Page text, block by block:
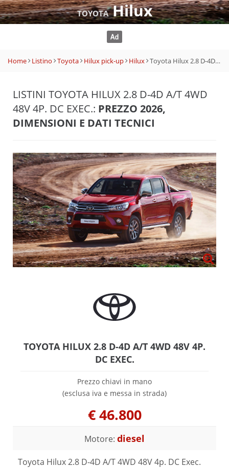
TOYOTAHilux
Home Listino Toyota Hilux pick-up Hilux Toyota Hilux 2.8 D-4D A/T 4WD 48V 4p. DC Exec.
LISTINI TOYOTA HILUX 2.8 D-4D A/T 4WD
48V 4P. DC EXEC.: PREZZO 2026,
DIMENSIONI E DATI TECNICI
TOYOTA HILUX 2.8 D-4D A/T 4WD 48V 4P.
DC EXEC.
Prezzo chiavi in mano
(esclusa iva e messa in strada)
€46.800
Motore: diesel
Toyota Hilux 2.8 D-4D A/T 4WD 48V 4p. DC Exec.